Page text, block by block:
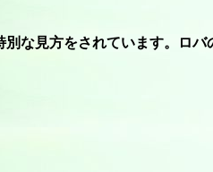
な見方をされています。ロ